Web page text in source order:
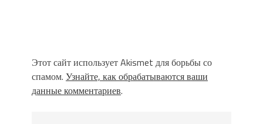
Этот сайт использует Akismet для борьбы со
спамом. Узнайте, как обрабатываются ваши
данные комментариев.